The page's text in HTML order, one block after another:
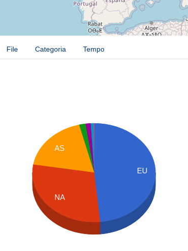
File Categoria Tempo
EU
AS
NA